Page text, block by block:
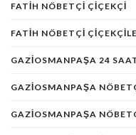
FATIH NÖBETÇI ÇIÇEKÇI
FATIH NÖBETÇI
GAZIOSMANPAŞA 24
GAZIOSMANPAŞA
GAZIOSMANPAŞA